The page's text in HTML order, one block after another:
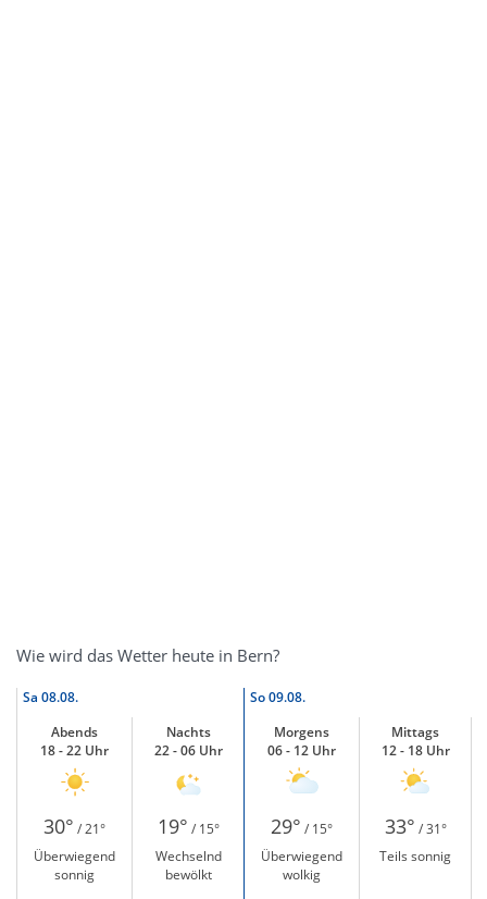
Wie wird das Wetter heute in Bern?
Sa 08.08. So09.08.
Abends
18 - 22 Uhr
Nachts
22 - 06 Uhr
Morgens
06 - 12 Uhr
Mittags
12 - 18 Uhr
30° / 21° 19° / 15° 29° / 15° 33° / 31°
Überwiegend
sonnig
Wechselnd
bewölkt
Überwiegend
wolkig
Teils sonnig